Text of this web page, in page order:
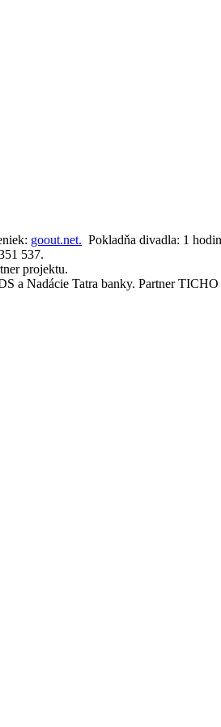
goout.net. Pokladňa divadla: 1
537.
projektu.
a Nadácie Tatra banky. Partner TICHO